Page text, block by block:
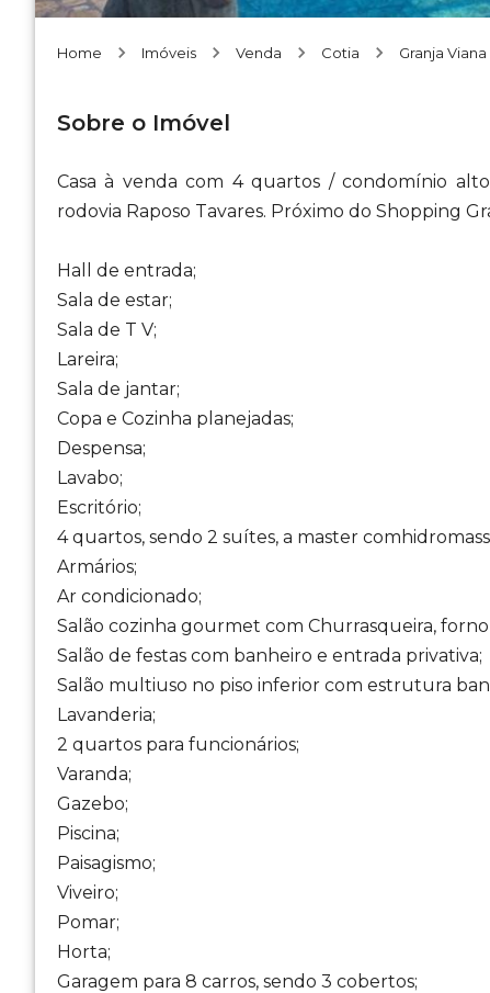
Home Imóveis Venda Cotia Granja Viana
Sobre o Imóvel
Casa à venda com 4 quartos / condomínio
rodovia Raposo Tavares. Próximo do Shopping
Hall de entrada;
Sala de estar;
Sala de T V;
Lareira;
Sala de jantar;
Copa e Cozinha planejadas;
Despensa;
Lavabo;
Escritório;
4 quartos, sendo 2 suítes, a master
Armários;
Ar condicionado;
Salão cozinha gourmet com Churrasqueira,
Salão de festas com banheiro e entrada privativa;
Salão multiuso no piso inferior com estrutura
Lavanderia;
2 quartos para funcionários;
Varanda;
Gazebo;
Piscina;
Paisagismo;
Viveiro;
Pomar;
Horta;
Garagem para 8 carros, sendo 3 cobertos;